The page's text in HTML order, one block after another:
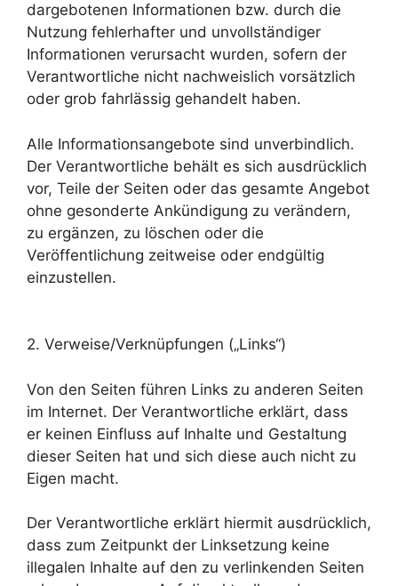
dargebotenen Informationen bzw. durch die
Nutzung fehlerhafter und unvollständiger
Informationen verursacht wurden, sofern der
Verantwortliche nicht nachweislich vorsätzlich
oder grob fahrlässig gehandelt haben.
Alle Informationsangebote sind unverbindlich.
Der Verantwortliche behält es sich ausdrücklich
vor, Teile der Seiten oder das gesamte Angebot
ohne gesonderte Ankündigung zu verändern,
zu ergänzen, zu löschen oder die
Veröffentlichung zeitweise oder endgültig
einzustellen.
2. Verweise/Verknüpfungen („Links“)
Von den Seiten führen Links zu anderen Seiten
im Internet. Der Verantwortliche erklärt, dass
er keinen Einfluss auf Inhalte und Gestaltung
dieser Seiten hat und sich diese auch nicht zu
Eigen macht.
Der Verantwortliche erklärt hiermit ausdrücklich,
dass zum Zeitpunkt der Linksetzung keine
illegalen Inhalte auf den zu verlinkenden Seiten